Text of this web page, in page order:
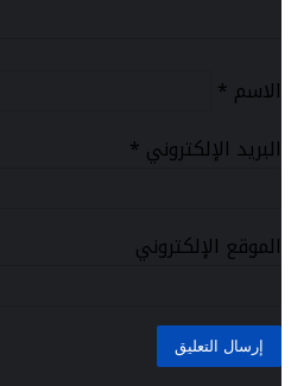
الاسم *
البريد الإلكتروني *
الموقع الإلكتروني